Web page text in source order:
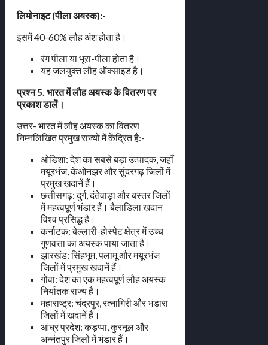
लिमोनाइट (पीला अयस्क):-
इसमें 40-60% लौह अंश होता है।
रंग पीला या भूरा-पीला होता है।
यह जलयुक्त लौह ऑक्साइड है।
प्रश्न 5. भारत में लौह अयस्क के वितरण पर
प्रकाश डालें।
उत्तर- भारत में लौह अयस्क का वितरण
निम्नलिखित प्रमुख राज्यों में केंद्रित है:-
ओडिशा: देश का सबसे बड़ा उत्पादक, जहाँ
मयूरभंज, केओनझर और सुंदरगढ़ जिलों में
प्रमुख खदानें हैं।
छत्तीसगढ़: दुर्ग, दंतेवाड़ा और बस्तर जिलों
में महत्वपूर्ण भंडार हैं। बैलाडिला खदान
विश्व प्रसिद्ध है।
कर्नाटक: बेल्लारी-होस्पेट क्षेत्र में उच्च
गुणवत्ता का अयस्क पाया जाता है।
झारखंड: सिंहभूम, पलामू और मयूरभंज
जिलों में प्रमुख खदानें हैं।
गोवा: देश का एक महत्वपूर्ण लौह अयस्क
निर्यातक राज्य है।
महाराष्ट्र: चंद्रपुर, रत्नागिरी और भंडारा
जिलों में खदानें हैं।
आंध्र प्रदेश: कड़प्पा, कुरनूल और
अन्नंतपुर जिलों में भंडार हैं।